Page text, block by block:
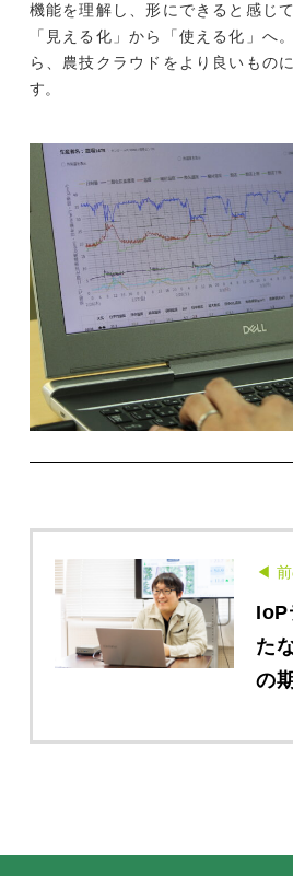
機能を理解し、形にできると感じ
「見える化」から「使える化」へ
ら、農技クラウドをより良いもの
す。
◀ 前
IoP
た
の